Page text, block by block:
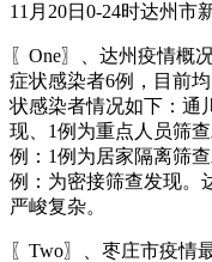
11月20日0-24时达州市
〖One〗、达州疫情概
症状感染者6例，目前
状感染者情况如下：通
现、1例为重点人员筛
例：1例为居家隔离筛
例：为密接筛查发现。
严峻复杂。
〖Two〗、枣庄市疫情